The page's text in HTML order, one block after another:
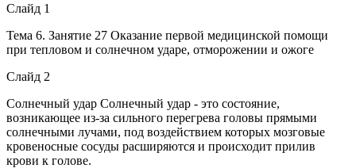
Слайд 1
Тема 6. Занятие 27 Оказание первой медицинской помощи
при тепловом и солнечном ударе, отморожении и ожоге
Слайд 2
Солнечный удар Солнечный удар - это состояние,
возникающее из-за сильного перегрева головы прямыми
солнечными лучами, под воздействием которых мозговые
кровеносные сосуды расширяются и происходит прилив
крови к голове.